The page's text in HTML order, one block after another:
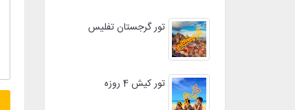
تور گرجستان تفلیس
تور کیش 4 روزه